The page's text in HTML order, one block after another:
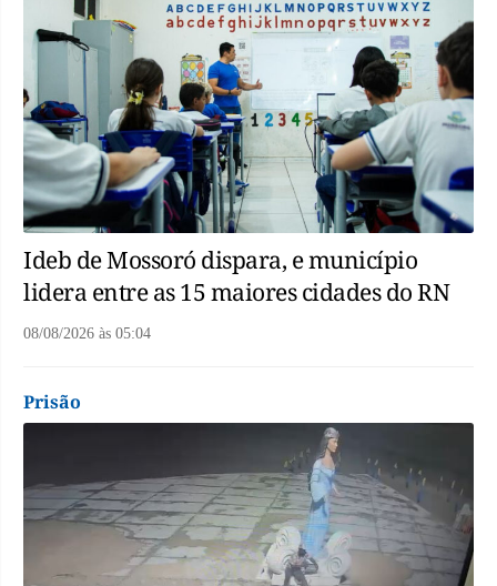
Ideb de Mossoró dispara, e município
lidera entre as 15 maiores cidades do RN
08/08/2026 às 05:04
Prisão